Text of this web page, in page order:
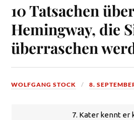
10 Tatsachen
Hemingway, die
überraschen
WOLFGANG STOCK 8.
7. Kater kennt er